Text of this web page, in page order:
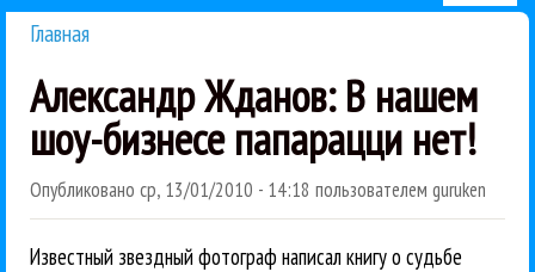
Главная
Александр Жданов: В нашем
шоу-бизнесе папарацци нет!
Опубликовано ср, 13/01/2010 - 14:18 пользователем guruken
Известный звездный фотограф написал книгу о судьбе